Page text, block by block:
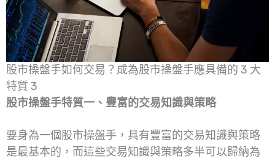
股市操盤手如何交易？成為股市操盤手應具備的 3 大
特質 3
股市操盤手特質一、豐富的交易知識與策略
要身為一個股市操盤手，具有豐富的交易知識與策略
是最基本的，而這些交易知識與策略多半可以歸納為